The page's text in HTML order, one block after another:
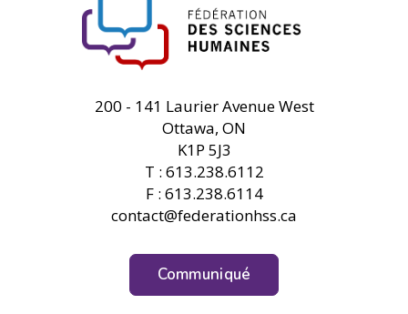
200 - 141 Laurier Avenue West
Ottawa, ON
K1P 5J3
T : 613.238.6112
F : 613.238.6114
contact@federationhss.ca
Communiqué